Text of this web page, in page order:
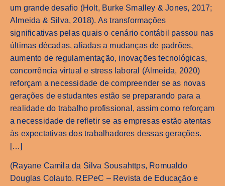
um grande desafio (Holt, Burke Smalley & Jones, 2017;
Almeida & Silva, 2018). As transformações
significativas pelas quais o cenário contábil passou nas
últimas décadas, aliadas a mudanças de padrões,
aumento de regulamentação, inovações tecnológicas,
concorrência virtual e stress laboral (Almeida, 2020)
reforçam a necessidade de compreender se as novas
gerações de estudantes estão se preparando para a
realidade do trabalho profissional, assim como reforçam
a necessidade de refletir se as empresas estão atentas
às expectativas dos trabalhadores dessas gerações.
[…]
(Rayane Camila da Silva Sousahttps, Romualdo
Douglas Colauto. REPeC – Revista de Educação e